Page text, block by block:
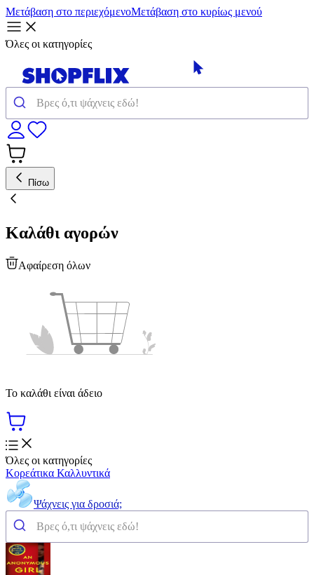
Μετάβαση στο περιεχόμενοΜετάβαση στο κυρίως μενού
Όλες οι κατηγορίες
Πίσω
Καλάθι αγορών
Αφαίρεση όλων
Το καλάθι είναι άδειο
Όλες οι κατηγορίες
Κορεάτικα Καλλυντικά
Ψάχνεις για δροσιά;